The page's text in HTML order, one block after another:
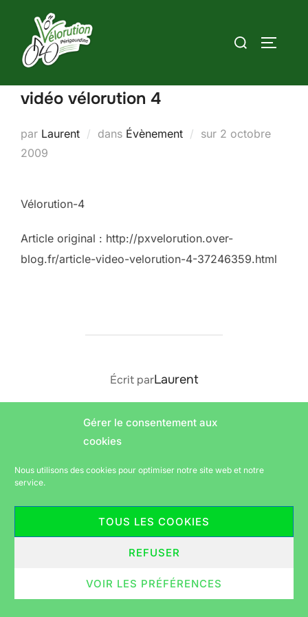
Gérer le consentement aux
cookies
Nous utilisons des cookies pour optimiser notre site web et notre
service.
TOUS LES COOKIES
REFUSER
VOIR LES PRÉFÉRENCES
contenu
Rechercher :
vidéo vélorution 4
par Laurent dans Évènement sur Publié
2 octobre
2009
Vélorution-4
Article original : http://pxvelorution.over-
blog.fr/article-video-velorution-4-37246359.html
AUTEUR DE LA PUBLICATION
Écrit parLaurent
Politique de confidentialité
Inspiro ThemeparWPZOOM